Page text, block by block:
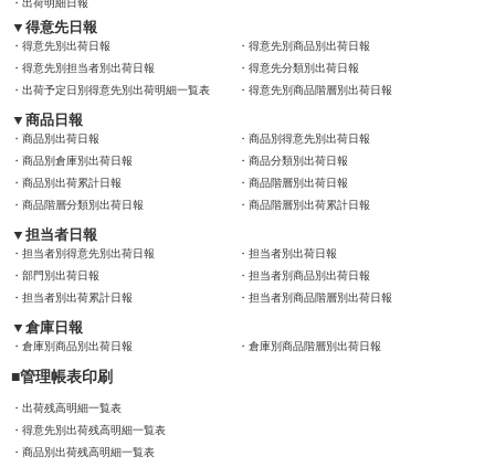
出荷明細日報
得意先日報
得意先別出荷日報
得意先別商品別出荷日報
得意先別担当者別出荷日報
得意先分類別出荷日報
出荷予定日別得意先別出荷明細一覧表
得意先別商品階層別出荷日報
商品日報
商品別出荷日報
商品別得意先別出荷日報
商品別倉庫別出荷日報
商品分類別出荷日報
商品別出荷累計日報
商品階層別出荷日報
商品階層分類別出荷日報
商品階層別出荷累計日報
担当者日報
担当者別得意先別出荷日報
担当者別出荷日報
部門別出荷日報
担当者別商品別出荷日報
担当者別出荷累計日報
担当者別商品階層別出荷日報
倉庫日報
倉庫別商品別出荷日報 倉庫別商品階層別出荷日報
管理帳表印刷
出荷残高明細一覧表
得意先別出荷残高明細一覧表
商品別出荷残高明細一覧表